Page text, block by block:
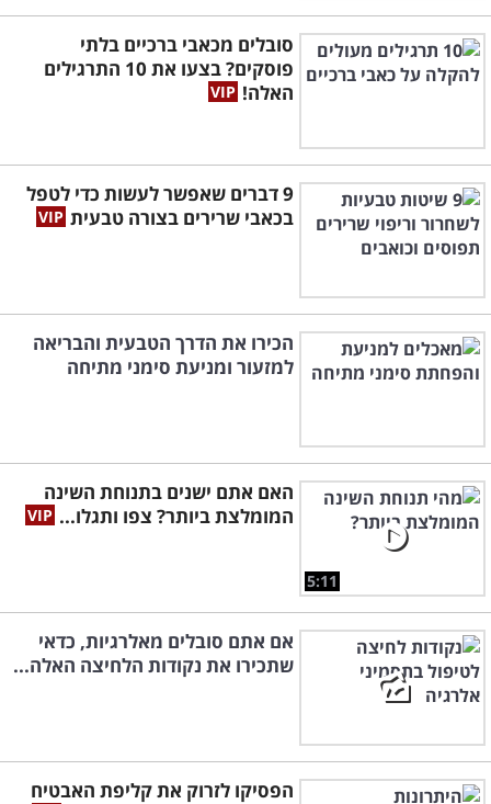
סובלים מכאבי ברכיים בלתי
פוסקים? בצעו את 10 התרגילים
האלה!
9 דברים שאפשר לעשות כדי לטפל
בכאבי שרירים בצורה טבעית
הכירו את הדרך הטבעית והבריאה
למזעור ומניעת סימני מתיחה
5:11
האם אתם ישנים בתנוחת השינה
המומלצת ביותר? צפו ותגלו...
אם אתם סובלים מאלרגיות, כדאי
שתכירו את נקודות הלחיצה האלה...
הפסיקו לזרוק את קליפת האבטיח